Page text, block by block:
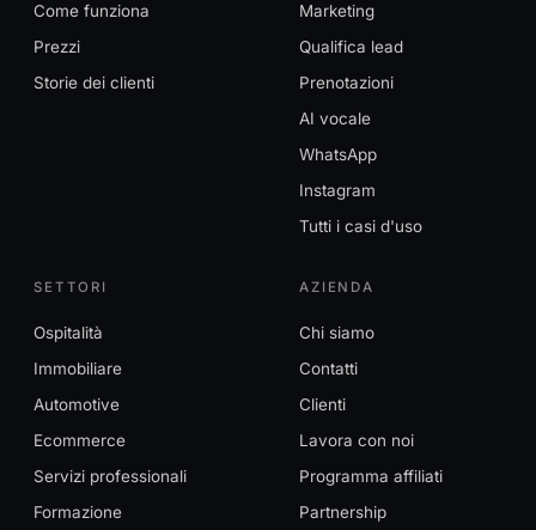
Come funziona
Prezzi
Storie dei clienti
Marketing
Qualifica lead
Prenotazioni
AI vocale
WhatsApp
Instagram
Tutti i casi d'uso
SETTORI
Ospitalità
Immobiliare
Automotive
Ecommerce
Servizi professionali
Formazione
AZIENDA
Chi siamo
Contatti
Clienti
Lavora con noi
Programma affiliati
Partnership